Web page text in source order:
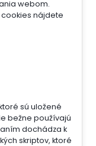
webom.
nájdete
sú uložené
bežne používajú
dochádza k
skriptov, ktoré